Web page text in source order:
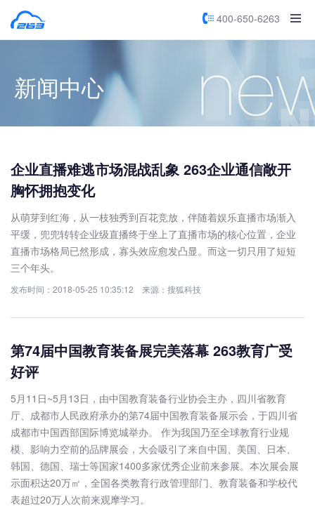
400-650-6263
新闻中心
企业直播难逃市场混战乱象 263企业通信敞开
胸怀拥抱变化
从萌芽到红海，从一枝独秀到百花竞放，伴随着娱乐直播市场渐入
平缓，兜兜转转企业级直播终于坐上了直播市场的核心位置，企业
直播市场格局已然形成，寡头效应愈发凸显。而这一切只用了短短
三个年头。
发布时间：2018-05-25 10:35:12 来源：搜狐科技
第74届中国教育装备展完美落幕 263教育广受
好评
5月11日~5月13日，由中国教育装备行业协会主办，四川省教育
厅、成都市人民政府承办的第74届中国教育装备展示会，于四川省
成都市中国西部国际博览城举办。 作为我国乃至全球教育行业规
模、影响力空前的品牌展会，大会吸引了来自中国、美国、日本、
韩国、德国、瑞士等国家1400多家优秀企业前来参展。本次展会展
示面积达20万㎡，全国各类教育行政管理部门、教育装备和学校代
表超过20万人次前来观摩学习。